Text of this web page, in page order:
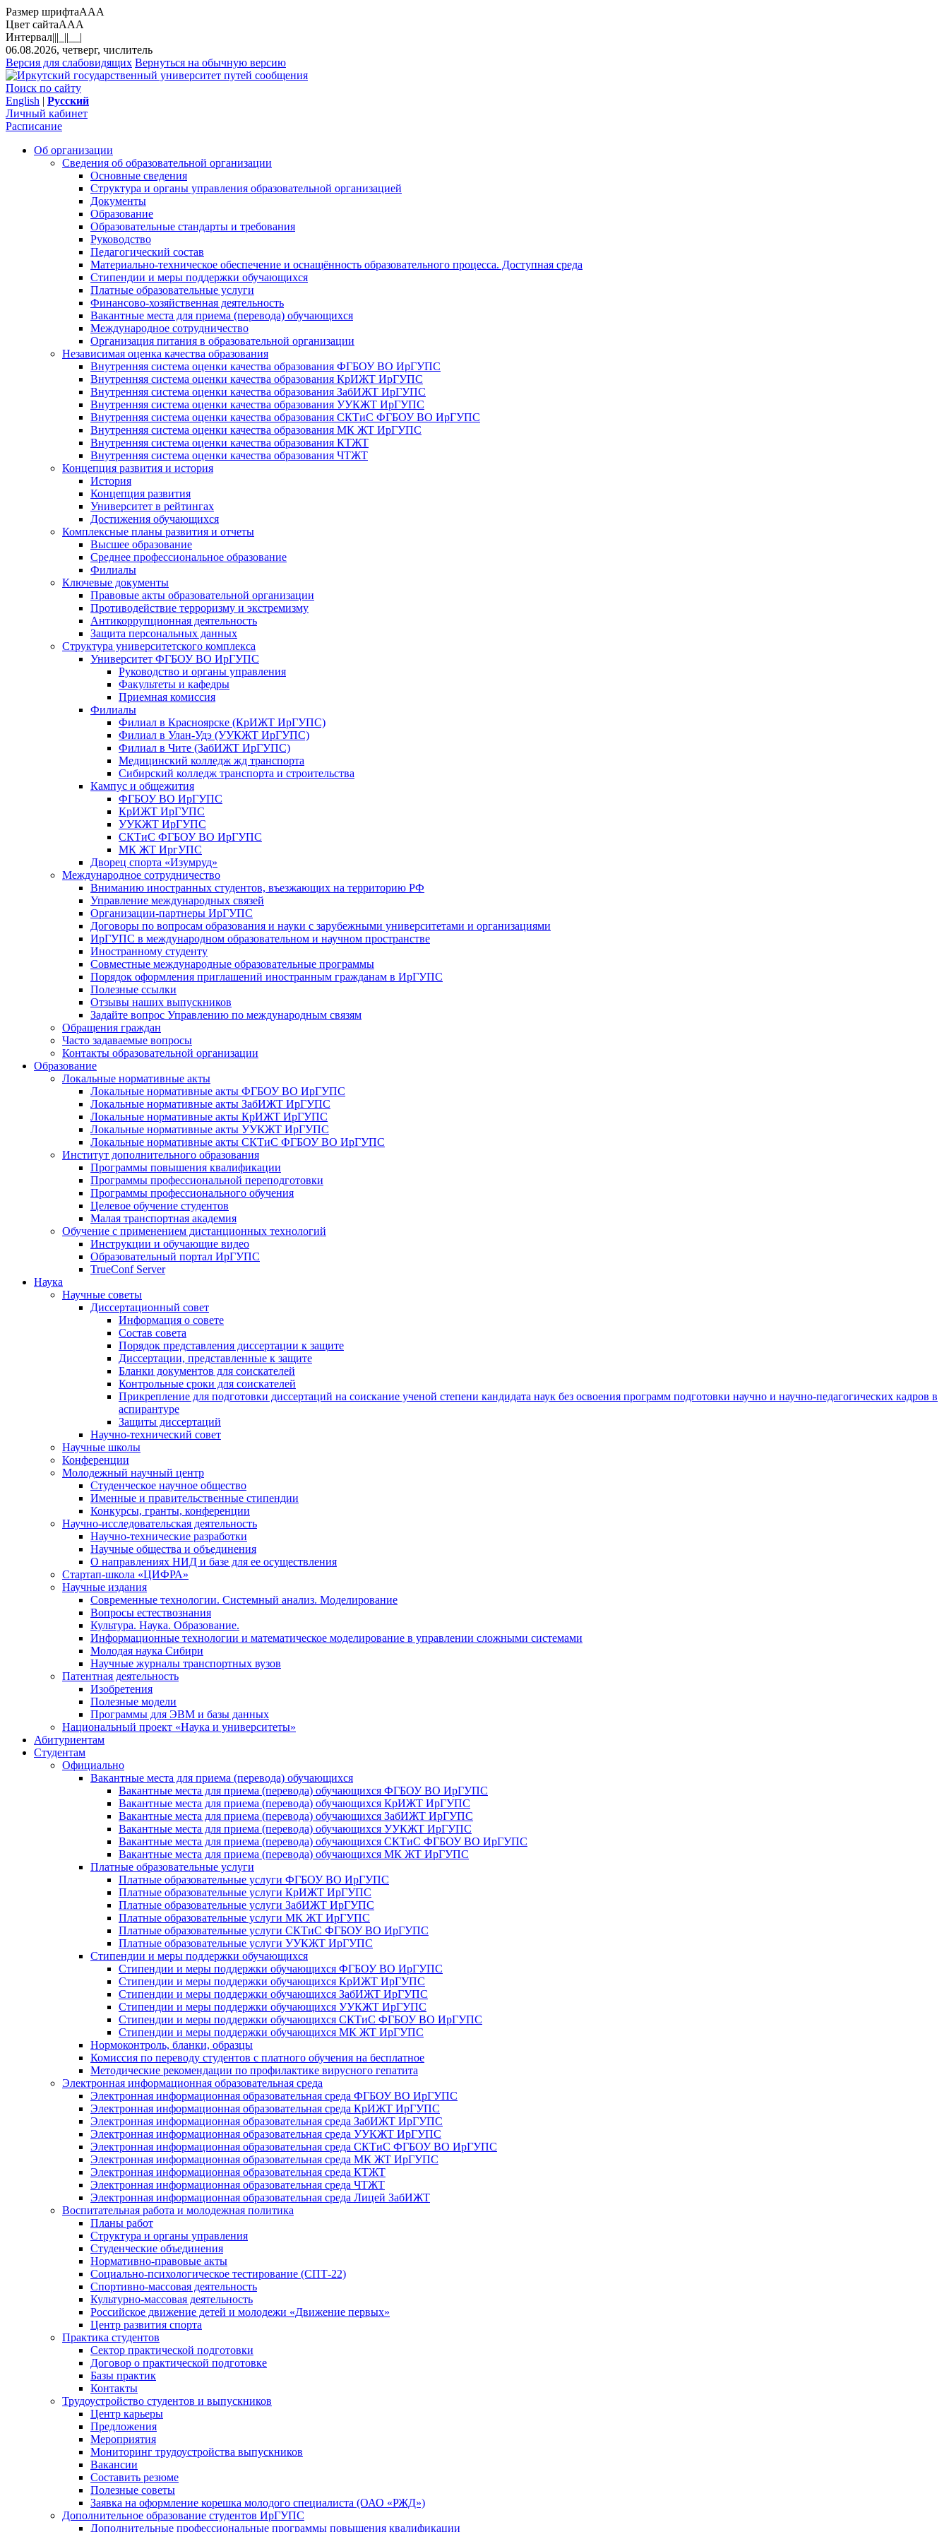
Размер шрифтаAAA
Цвет сайтаAAA
Интервал|||_||__|
06.08.2026, четверг, числитель
Версия для слабовидящих Вернуться на обычную версию
Поиск по сайту
English | Русский
Личный кабинет
Расписание
Об организации
Сведения об образовательной организации
Основные сведения
Структура и органы управления образовательной организацией
Документы
Образование
Образовательные стандарты и требования
Руководство
Педагогический состав
Материально-техническое обеспечение и оснащённость образовательного процесса. Доступная среда
Стипендии и меры поддержки обучающихся
Платные образовательные услуги
Финансово-хозяйственная деятельность
Вакантные места для приема (перевода) обучающихся
Международное сотрудничество
Организация питания в образовательной организации
Независимая оценка качества образования
Внутренняя система оценки качества образования ФГБОУ ВО ИрГУПС
Внутренняя система оценки качества образования КрИЖТ ИрГУПС
Внутренняя система оценки качества образования ЗабИЖТ ИрГУПС
Внутренняя система оценки качества образования УУКЖТ ИрГУПС
Внутренняя система оценки качества образования СКТиС ФГБОУ ВО ИрГУПС
Внутренняя система оценки качества образования МК ЖТ ИрГУПС
Внутренняя система оценки качества образования КТЖТ
Внутренняя система оценки качества образования ЧТЖТ
Концепция развития и история
История
Концепция развития
Университет в рейтингах
Достижения обучающихся
Комплексные планы развития и отчеты
Высшее образование
Среднее профессиональное образование
Филиалы
Ключевые документы
Правовые акты образовательной организации
Противодействие терроризму и экстремизму
Антикоррупционная деятельность
Защита персональных данных
Структура университетского комплекса
Университет ФГБОУ ВО ИрГУПС
Руководство и органы управления
Факультеты и кафедры
Приемная комиссия
Филиалы
Филиал в Красноярске (КрИЖТ ИрГУПС)
Филиал в Улан-Удэ (УУКЖТ ИрГУПС)
Филиал в Чите (ЗабИЖТ ИрГУПС)
Медицинский колледж жд транспорта
Сибирский колледж транспорта и строительства
Кампус и общежития
ФГБОУ ВО ИрГУПС
КрИЖТ ИрГУПС
УУКЖТ ИрГУПС
СКТиС ФГБОУ ВО ИрГУПС
МК ЖТ ИргУПС
Дворец спорта «Изумруд»
Международное сотрудничество
Вниманию иностранных студентов, въезжающих на территорию РФ
Управление международных связей
Организации-партнеры ИрГУПС
Договоры по вопросам образования и науки с зарубежными университетами и организациями
ИрГУПС в международном образовательном и научном пространстве
Иностранному студенту
Совместные международные образовательные программы
Порядок оформления приглашений иностранным гражданам в ИрГУПС
Полезные ссылки
Отзывы наших выпускников
Задайте вопрос Управлению по международным связям
Обращения граждан
Часто задаваемые вопросы
Контакты образовательной организации
Образование
Локальные нормативные акты
Локальные нормативные акты ФГБОУ ВО ИрГУПС
Локальные нормативные акты ЗабИЖТ ИрГУПС
Локальные нормативные акты КрИЖТ ИрГУПС
Локальные нормативные акты УУКЖТ ИрГУПС
Локальные нормативные акты СКТиС ФГБОУ ВО ИрГУПС
Институт дополнительного образования
Программы повышения квалификации
Программы профессиональной переподготовки
Программы профессионального обучения
Целевое обучение студентов
Малая транспортная академия
Обучение с применением дистанционных технологий
Инструкции и обучающие видео
Образовательный портал ИрГУПС
TrueConf Server
Наука
Научные советы
Диссертационный совет
Информация о совете
Состав совета
Порядок представления диссертации к защите
Диссертации, представленные к защите
Бланки документов для соискателей
Контрольные сроки для соискателей
Прикрепление для подготовки диссертаций на соискание ученой степени кандидата наук без освоения программ подготовки научно и научно-педагогических кадров в
аспирантуре
Защиты диссертаций
Научно-технический совет
Научные школы
Конференции
Молодежный научный центр
Студенческое научное общество
Именные и правительственные стипендии
Конкурсы, гранты, конференции
Научно-исследовательская деятельность
Научно-технические разработки
Научные общества и объединения
О направлениях НИД и базе для ее осуществления
Стартап-школа «ЦИФРА»
Научные издания
Современные технологии. Системный анализ. Моделирование
Вопросы естествознания
Культура. Наука. Образование.
Информационные технологии и математическое моделирование в управлении сложными системами
Молодая наука Сибири
Научные журналы транспортных вузов
Патентная деятельность
Изобретения
Полезные модели
Программы для ЭВМ и базы данных
Национальный проект «Наука и университеты»
Абитуриентам
Студентам
Официально
Вакантные места для приема (перевода) обучающихся
Вакантные места для приема (перевода) обучающихся ФГБОУ ВО ИрГУПС
Вакантные места для приема (перевода) обучающихся КрИЖТ ИрГУПС
Вакантные места для приема (перевода) обучающихся ЗабИЖТ ИрГУПС
Вакантные места для приема (перевода) обучающихся УУКЖТ ИрГУПС
Вакантные места для приема (перевода) обучающихся СКТиС ФГБОУ ВО ИрГУПС
Вакантные места для приема (перевода) обучающихся МК ЖТ ИрГУПС
Платные образовательные услуги
Платные образовательные услуги ФГБОУ ВО ИрГУПС
Платные образовательные услуги КрИЖТ ИрГУПС
Платные образовательные услуги ЗабИЖТ ИрГУПС
Платные образовательные услуги МК ЖТ ИрГУПС
Платные образовательные услуги СКТиС ФГБОУ ВО ИрГУПС
Платные образовательные услуги УУКЖТ ИрГУПС
Стипендии и меры поддержки обучающихся
Стипендии и меры поддержки обучающихся ФГБОУ ВО ИрГУПС
Стипендии и меры поддержки обучающихся КрИЖТ ИрГУПС
Стипендии и меры поддержки обучающихся ЗабИЖТ ИрГУПС
Стипендии и меры поддержки обучающихся УУКЖТ ИрГУПС
Стипендии и меры поддержки обучающихся СКТиС ФГБОУ ВО ИрГУПС
Стипендии и меры поддержки обучающихся МК ЖТ ИрГУПС
Нормоконтроль, бланки, образцы
Комиссия по переводу студентов с платного обучения на бесплатное
Методические рекомендации по профилактике вирусного гепатита
Электронная информационная образовательная среда
Электронная информационная образовательная среда ФГБОУ ВО ИрГУПС
Электронная информационная образовательная среда КрИЖТ ИрГУПС
Электронная информационная образовательная среда ЗабИЖТ ИрГУПС
Электронная информационная образовательная среда УУКЖТ ИрГУПС
Электронная информационная образовательная среда СКТиС ФГБОУ ВО ИрГУПС
Электронная информационная образовательная среда МК ЖТ ИрГУПС
Электронная информационная образовательная среда КТЖТ
Электронная информационная образовательная среда ЧТЖТ
Электронная информационная образовательная среда Лицей ЗабИЖТ
Воспитательная работа и молодежная политика
Планы работ
Структура и органы управления
Студенческие объединения
Нормативно-правовые акты
Социально-психологическое тестирование (СПТ-22)
Спортивно-массовая деятельность
Культурно-массовая деятельность
Российское движение детей и молодежи «Движение первых»
Центр развития спорта
Практика студентов
Сектор практической подготовки
Договор о практической подготовке
Базы практик
Контакты
Трудоустройство студентов и выпускников
Центр карьеры
Предложения
Мероприятия
Мониторинг трудоустройства выпускников
Вакансии
Составить резюме
Полезные советы
Заявка на оформление корешка молодого специалиста (ОАО «РЖД»)
Дополнительное образование студентов ИрГУПС
Дополнительные профессиональные программы повышения квалификации